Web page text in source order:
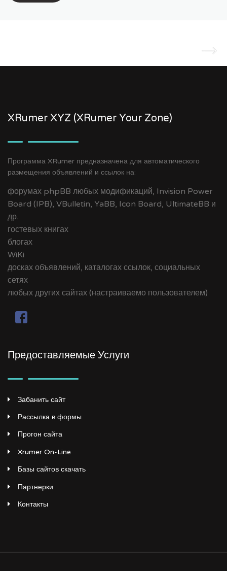
XRumer XYZ (XRumer Your Zone)
Программа XRumer предназначена для автоматического
размещения объявлений и ссылок на:
форумах phpBB любых модификаций, Invision Power
Board (IPB), VBulletin, YaBB, Icon Board, UltimateBB и
др.
гостевых книгах
блогах
WiKi
досках объявлений, каталогах ссылок, социальных
сетях
любых других сайтах (настраиваемо пользователем)
Предоставляемые Услуги
Забанить сайт
Рассылка в формы
Прогон сайта
Xrumer On-Line
Базы сайтов скачать
Партнерки
Контакты